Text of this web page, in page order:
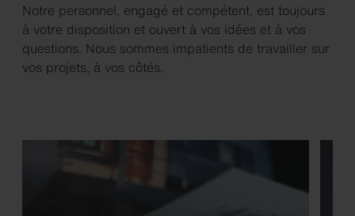
Notre personnel, engagé et compétent, est toujours
à votre disposition et ouvert à vos idées et à vos
questions. Nous sommes impatients de travailler sur
vos projets, à vos côtés.